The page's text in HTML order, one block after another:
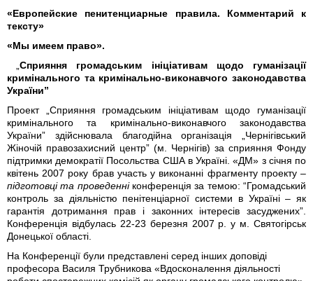
«Европейские пенитенциарные правила. Комментарий к
тексту»
«Мы имеем право».
„Сприяння громадським ініціативам щодо гуманізації
кримінального та кримінально-виконавчого законодавства
України”
Проект „Сприяння громадським ініціативам щодо гуманізації
кримінального та кримінально-виконавчого законодавства
України” здійснювала благодійна організація „Чернігівський
Жіночій правозахисний центр” (м. Чернігів) за сприяння Фонду
підтримки демократії Посольства США в Україні. «ДМ» з січня по
квітень 2007 року брав участь у виконанні фрагменту проекту –
підготовці та проведенні конференція за темою: “Громадський
контроль за діяльністю пенітенціарної системи в Україні – як
гарантія дотримання прав і законних інтересів засуджених”.
Конференція відбулась 22-23 березня 2007 р. у м. Святогірськ
Донецької області.
На Конференції були представлені серед інших доповіді
професора Василя Трубникова «Вдосконалення діяльності